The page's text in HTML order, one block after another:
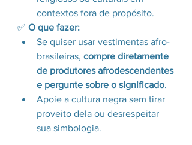
contextos fora de propósito.
✅ O que fazer:
Se quiser usar vestimentas afro-
brasileiras, compre diretamente
de produtores afrodescendentes
e pergunte sobre o significado.
Apoie a cultura negra sem tirar
proveito dela ou desrespeitar
sua simbologia.